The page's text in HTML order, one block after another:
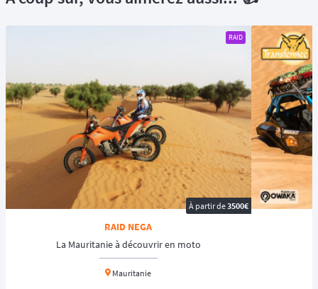
RAID
À partir de3500€
RAID NEGA
La Mauritanie à découvrir en moto
Mauritanie